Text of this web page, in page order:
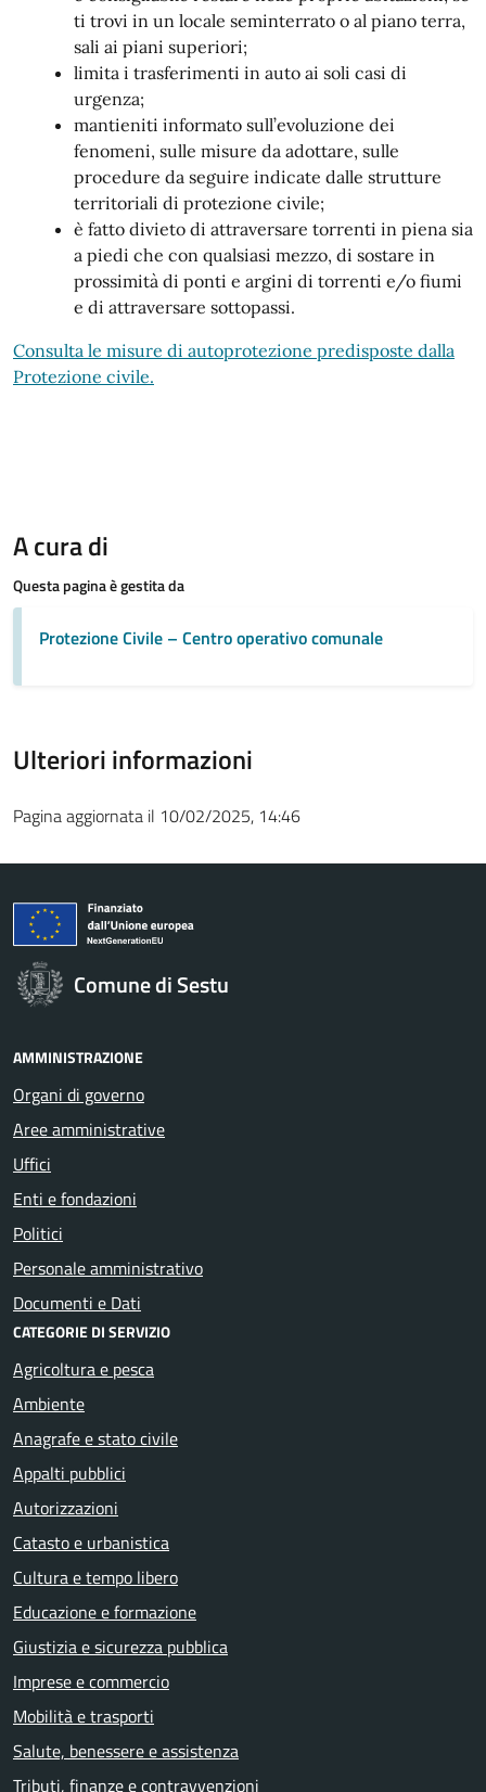
ti trovi in un locale seminterrato o al piano terra,
sali ai piani superiori;
limita i trasferimenti in auto ai soli casi di
urgenza;
mantieniti informato sull’evoluzione dei
fenomeni, sulle misure da adottare, sulle
procedure da seguire indicate dalle strutture
territoriali di protezione civile;
è fatto divieto di attraversare torrenti in piena sia
a piedi che con qualsiasi mezzo, di sostare in
prossimità di ponti e argini di torrenti e/o fiumi
e di attraversare sottopassi.
Consulta le misure di autoprotezione predisposte dalla
Protezione civile.
A cura di
Questa pagina è gestita da
Protezione Civile – Centro operativo comunale
Ulteriori informazioni
Pagina aggiornata il 10/02/2025, 14:46
Comune di Sestu
AMMINISTRAZIONE
Organi di governo
Aree amministrative
Uffici
Enti e fondazioni
Politici
Personale amministrativo
Documenti e Dati
CATEGORIE DI SERVIZIO
Agricoltura e pesca
Ambiente
Anagrafe e stato civile
Appalti pubblici
Autorizzazioni
Catasto e urbanistica
Cultura e tempo libero
Educazione e formazione
Giustizia e sicurezza pubblica
Imprese e commercio
Mobilità e trasporti
Salute, benessere e assistenza
Tributi, finanze e contravvenzioni